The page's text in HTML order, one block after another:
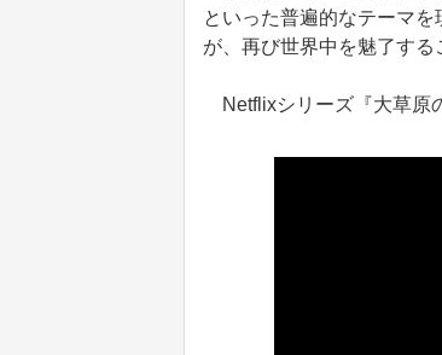
といった普遍的なテーマ
が、再び世界中を魅了する
Netflixシリーズ『大草原